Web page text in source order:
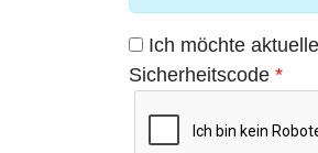
Ich möchte
Sicherheitscode *